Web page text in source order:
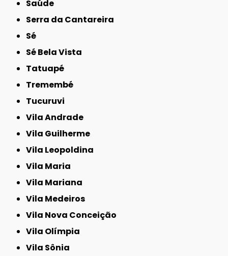
Saúde
Serra da Cantareira
Sé
Sé Bela Vista
Tatuapé
Tremembé
Tucuruvi
Vila Andrade
Vila Guilherme
Vila Leopoldina
Vila Maria
Vila Mariana
Vila Medeiros
Vila Nova Conceição
Vila Olímpia
Vila Sônia